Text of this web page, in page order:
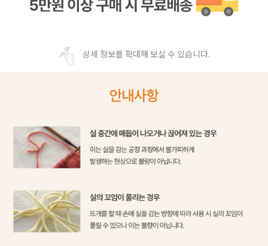
상세 정보를 확대해 보실 수 있습니다.